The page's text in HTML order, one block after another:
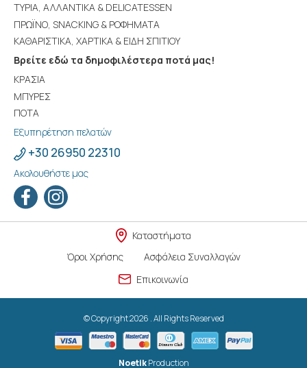
ΤΥΡΙΑ, ΑΛΛΑΝΤΙΚΑ & DELICATESSEN
ΠΡΩΪΝΟ, SNACKING & ΡΟΦΗΜΑΤΑ
ΚΑΘΑΡΙΣΤΙΚΑ, ΧΑΡΤΙΚΑ & ΕΙΔΗ ΣΠΙΤΙΟΥ
Βρείτε εδώ τα δημοφιλέστερα ποτά μας!
ΚΡΑΣΙΑ
ΜΠΥΡΕΣ
ΠΟΤΑ
Εξυπηρέτηση πελατών
+30 26950 22310
Ακολουθήστε μας
Καταστήματα
Όροι Χρήσης
Ασφάλεια Συναλλαγών
Επικοινωνία
© Copyright 2026 . All Rights Reserved
Noetik Production